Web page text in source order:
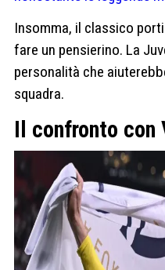
Insomma, il classico
fare un pensierino. La
personalità che
squadra.
Il confronto con